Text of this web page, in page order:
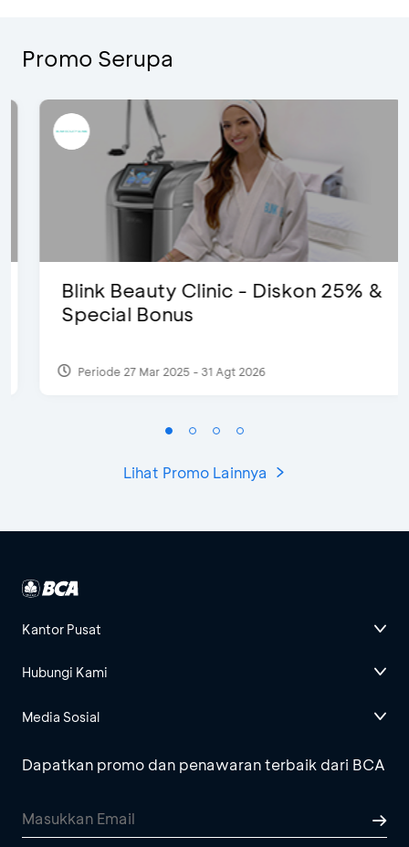
Promo Serupa
Blink Beauty Clinic - Diskon 25% &
Special Bonus
Periode 27 Mar 2025 - 31 Agt 2026
Lihat Promo Lainnya
Kantor Pusat
Hubungi Kami
Media Sosial
Dapatkan promo dan penawaran terbaik dari BCA